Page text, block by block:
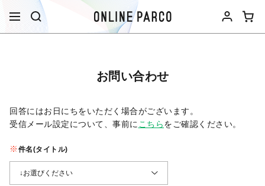
お問い合わせ
回答にはお日にちをいただく場合がございます。
受信メール設定について、事前に こちらをご確認ください。​
件名(タイトル)